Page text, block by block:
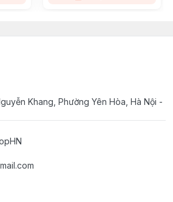
(6FW06A) được hoàn thiện từ
bảo bền bỉ. Phần khung ngoài có
chế lực tác động nhằm bảo vệ
bên trong hoạt động bình
bạn khi sử dụng.
Khang, Phường Yên Hòa, Hà Nội -